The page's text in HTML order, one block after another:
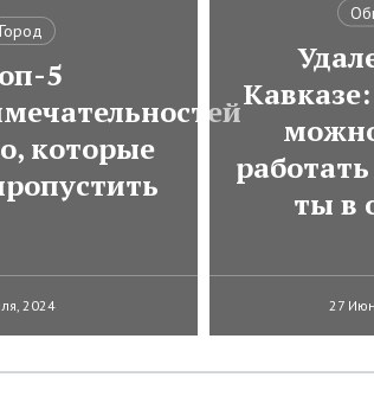
Город
5
которые
2024
ты в
27